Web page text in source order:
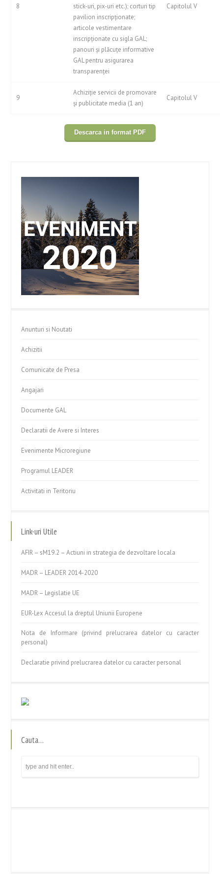
8
stick-uri, pix-uri etc.); corturi tip
pavilion inscripţionate;
articole vestimentare
inscripţionate cu sigla GAL;
panouri şi plăcuţe informative
GAL pentru asigurarea
transparenţei
Capitolul V
9
Achiziţie servicii de promovare
şi publicitate media (1 an)
Capitolul V
Descarca in format PDF
Anunturi si Noutati
Achizitii
Comunicate de Presa
Angajari
Documente GAL
Declaratii de Avere si Interes
Evenimente Microregiune
Programul LEADER
Activitati in Teritoriu
Link-uri Utile
AFIR – sM19.2 – Actiuni in strategia de dezvoltare locala
MADR – LEADER 2014-2020
MADR – Legislatie UE
EUR-Lex Accesul la dreptul Uniunii Europene
Nota de Informare (privind prelucrarea datelor cu caracter
personal)
Declaratie privind prelucrarea datelor cu caracter personal
Cauta…